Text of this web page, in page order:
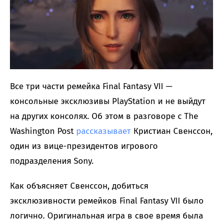
Все три части ремейка Final Fantasy VII —
консольные эксклюзивы PlayStation и не выйдут
на других консолях. Об этом в разговоре с The
Washington Post рассказывает Кристиан Свенссон,
один из вице-президентов игрового
подразделения Sony.
Как объясняет Свенссон, добиться
эксклюзивности ремейков Final Fantasy VII было
логично. Оригинальная игра в свое время была